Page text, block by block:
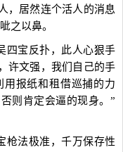
，居然连个活人的消息
之以鼻。
四宝反扑，此人心狠手
许文强，我们自己的手
报纸和租借巡捕的力
则肯定会逼的现身。”
枪法极准，千万保存性